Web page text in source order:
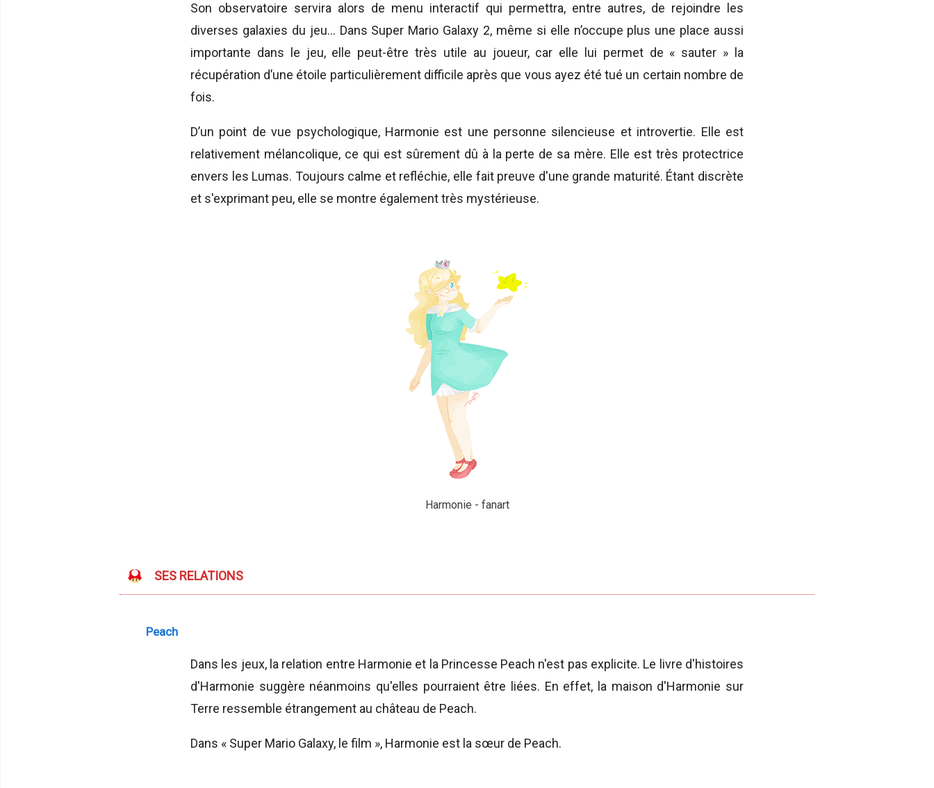
Son observatoire servira alors de menu interactif qui permettra, entre autres, de rejoindre les
diverses galaxies du jeu... Dans Super Mario Galaxy 2, même si elle n’occupe plus une place aussi
importante dans le jeu, elle peut-être très utile au joueur, car elle lui permet de « sauter » la
récupération d’une étoile particulièrement difficile après que vous ayez été tué un certain nombre de
fois.
D’un point de vue psychologique, Harmonie est une personne silencieuse et introvertie. Elle est
relativement mélancolique, ce qui est sûrement dû à la perte de sa mère. Elle est très protectrice
envers les Lumas. Toujours calme et refléchie, elle fait preuve d'une grande maturité. Étant discrète
et s'exprimant peu, elle se montre également très mystérieuse.
Harmonie - fanart
SES RELATIONS
Peach
Dans les jeux, la relation entre Harmonie et la Princesse Peach n'est pas explicite. Le livre d'histoires
d'Harmonie suggère néanmoins qu'elles pourraient être liées. En effet, la maison d'Harmonie sur
Terre ressemble étrangement au château de Peach.
Dans « Super Mario Galaxy, le film », Harmonie est la sœur de Peach.